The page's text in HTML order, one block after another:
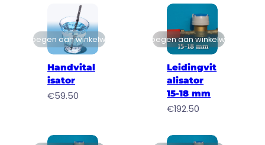
Toevoegen aan winkelwagen
Handvital
isator
€59.50
Toevoegen aan winkelwagen
Leidingvit
alisator
15-18 mm
€192.50